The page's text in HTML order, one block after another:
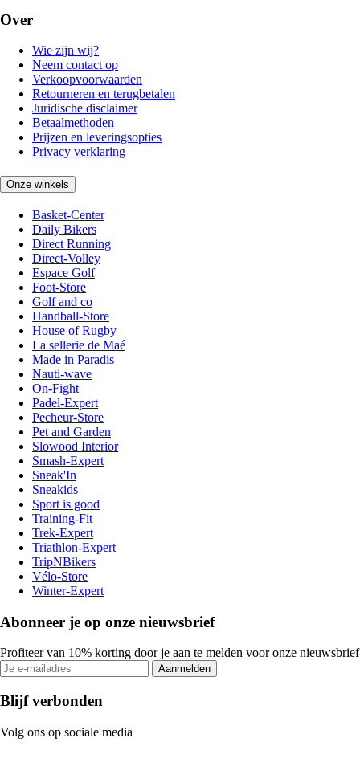
Over
Wie zijn wij?
Neem contact op
Verkoopvoorwaarden
Retourneren en terugbetalen
Juridische disclaimer
Betaalmethoden
Prijzen en leveringsopties
Privacy verklaring
Onze winkels
Basket-Center
Daily Bikers
Direct Running
Direct-Volley
Espace Golf
Foot-Store
Golf and co
Handball-Store
House of Rugby
La sellerie de Maé
Made in Paradis
Nauti-wave
On-Fight
Padel-Expert
Pecheur-Store
Pet and Garden
Slowood Interior
Smash-Expert
Sneak'In
Sneakids
Sport is good
Training-Fit
Trek-Expert
Triathlon-Expert
TripNBikers
Vélo-Store
Winter-Expert
Abonneer je op onze nieuwsbrief
Profiteer van 10% korting door je aan te melden voor onze nieuwsbrief
Aanmelden
Blijf verbonden
Volg ons op sociale media